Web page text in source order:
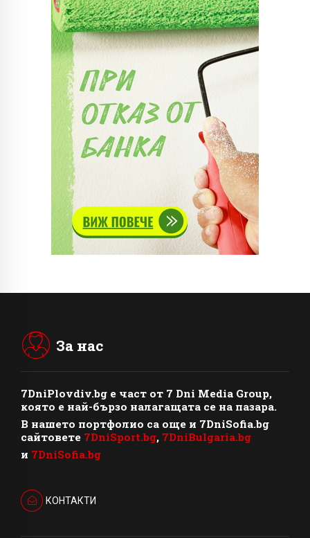
За нас
7DniPlovdiv.bg e част от 7 Dni Media Group,
която е най-бързо налагащата се на пазара.
В нашето портфолио са още и 7DniSofia.bg
сайтовете 7DniSport.bg, 7DniBulgaria.bg
и 7DniSofia.bg
КОНТАКТИ